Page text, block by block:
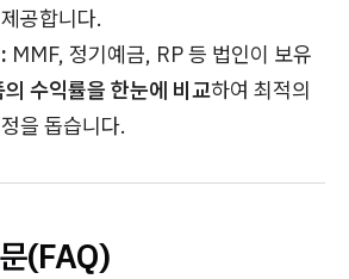
공합니다.
MMF, 정기예금, RP 등 법인이 보유
수익률을 한눈에 비교하여 최적의
을 돕습니다.
(FAQ)